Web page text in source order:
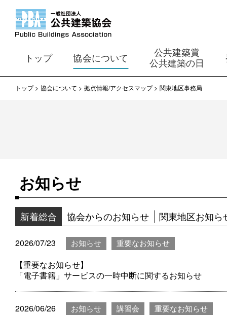
トップ 協会について
公共建築賞
公共建築の日
トップ 協会について 拠点情報/アクセスマップ 関東地区事務局
お知らせ
新着総合 協会からのお知らせ 関東地区お知ら
2026/07/23 お知らせ 重要なお知らせ
【重要なお知らせ】
「電子書籍」サービスの一時中断に関するお知らせ
2026/06/26 お知らせ 講習会 重要なお知らせ